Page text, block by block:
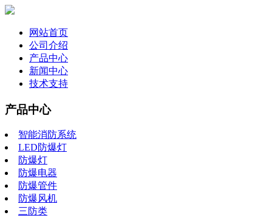
网站首页
公司介绍
产品中心
新闻中心
技术支持
产品中心
智能消防系统
LED防爆灯
防爆灯
防爆电器
防爆管件
防爆风机
三防类